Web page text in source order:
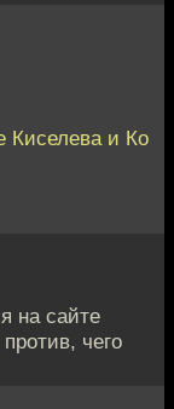
Киселева и Ко
на сайте
чего